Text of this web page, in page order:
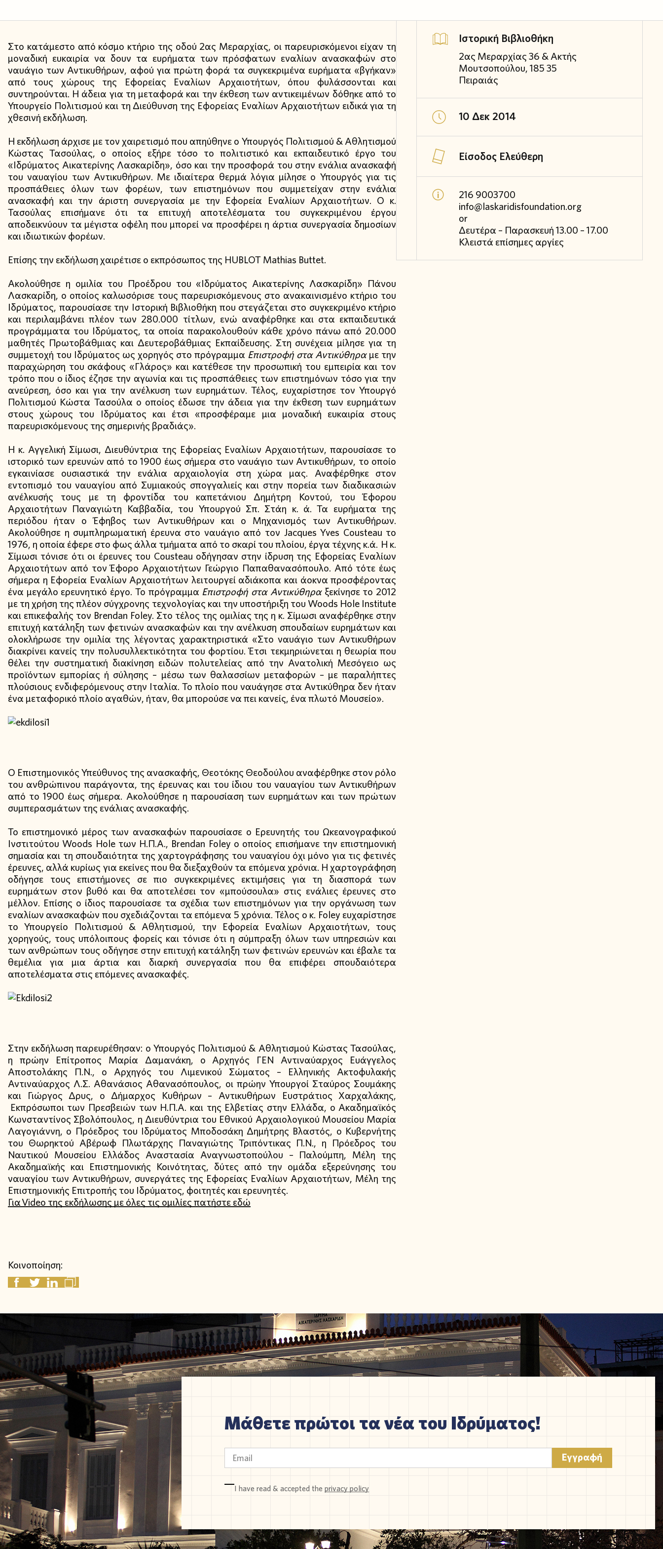
Στο κατάμεστο από κόσμο κτήριο της οδού 2ας Μεραρχίας, οι παρευρισκόμενοι είχαν τη
μοναδική ευκαιρία να δουν τα ευρήματα των πρόσφατων εναλίων ανασκαφών στο
ναυάγιο των Αντικυθήρων, αφού για πρώτη φορά τα συγκεκριμένα ευρήματα «βγήκαν»
από τους χώρους της Εφορείας Εναλίων Αρχαιοτήτων, όπου φυλάσσονται και
συντηρούνται. Η άδεια για τη μεταφορά και την έκθεση των αντικειμένων δόθηκε από το
Υπουργείο Πολιτισμού και τη Διεύθυνση της Εφορείας Εναλίων Αρχαιοτήτων ειδικά για τη
χθεσινή εκδήλωση.
Η εκδήλωση άρχισε με τον χαιρετισμό που απηύθηνε ο Υπουργός Πολιτισμού & Αθλητισμού
Κώστας Τασούλας, ο οποίος εξήρε τόσο το πολιτιστικό και εκπαιδευτικό έργο του
«Ιδρύματος Αικατερίνης Λασκαρίδη», όσο και την προσφορά του στην ενάλια ανασκαφή
του ναυαγίου των Αντικυθήρων. Με ιδιαίτερα θερμά λόγια μίλησε ο Υπουργός για τις
προσπάθειες όλων των φορέων, των επιστημόνων που συμμετείχαν στην ενάλια
ανασκαφή και την άριστη συνεργασία με την Εφορεία Εναλίων Αρχαιοτήτων. Ο κ.
Τασούλας επισήμανε ότι τα επιτυχή αποτελέσματα του συγκεκριμένου έργου
αποδεικνύουν τα μέγιστα οφέλη που μπορεί να προσφέρει η άρτια συνεργασία δημοσίων
και ιδιωτικών φορέων.
Επίσης την εκδήλωση χαιρέτισε ο εκπρόσωπος της HUBLOT Mathias Buttet.
Ακολούθησε η ομιλία του Προέδρου του «Ιδρύματος Αικατερίνης Λασκαρίδη» Πάνου
Λασκαρίδη, ο οποίος καλωσόρισε τους παρευρισκόμενους στο ανακαινισμένο κτήριο του
Ιδρύματος, παρουσίασε την Ιστορική Βιβλιοθήκη που στεγάζεται στο συγκεκριμένο κτήριο
και περιλαμβάνει πλέον των 280.000 τίτλων, ενώ αναφέρθηκε και στα εκπαιδευτικά
προγράμματα του Ιδρύματος, τα οποία παρακολουθούν κάθε χρόνο πάνω από 20.000
μαθητές Πρωτοβάθμιας και Δευτεροβάθμιας Εκπαίδευσης. Στη συνέχεια μίλησε για τη
συμμετοχή του Ιδρύματος ως χορηγός στο πρόγραμμα Επιστροφή στα Αντικύθηραμε την
παραχώρηση του σκάφους «Γλάρος» και κατέθεσε την προσωπική του εμπειρία και τον
τρόπο που ο ίδιος έζησε την αγωνία και τις προσπάθειες των επιστημόνων τόσο για την
ανεύρεση, όσο και για την ανέλκυση των ευρημάτων. Τέλος, ευχαρίστησε τον Υπουργό
Πολιτισμού Κώστα Τασούλα ο οποίος έδωσε την άδεια για την έκθεση των ευρημάτων
στους χώρους του Ιδρύματος και έτσι «προσφέραμε μια μοναδική ευκαιρία στους
παρευρισκόμενους της σημερινής βραδιάς».
Η κ. Αγγελική Σίμωσι, Διευθύντρια της Εφορείας Εναλίων Αρχαιοτήτων, παρουσίασε το
ιστορικό των ερευνών από το 1900 έως σήμερα στο ναυάγιο των Αντικυθήρων, το οποίο
εγκαινίασε ουσιαστικά την ενάλια αρχαιολογία στη χώρα μας. Αναφέρθηκε στον
εντοπισμό του ναυαγίου από Συμιακούς σπογγαλιείς και στην πορεία των διαδικασιών
ανέλκυσής τους με τη φροντίδα του καπετάνιου Δημήτρη Κοντού, του Έφορου
Αρχαιοτήτων Παναγιώτη Καββαδία, του Υπουργού Σπ. Στάη κ. ά. Τα ευρήματα της
περιόδου ήταν ο Έφηβος των Αντικυθήρων και ο Μηχανισμός των Αντικυθήρων.
Ακολούθησε η συμπληρωματική έρευνα στο ναυάγιο από τον Jacques Yves Cousteau το
1976, η οποία έφερε στο φως άλλα τμήματα από το σκαρί του πλοίου, έργα τέχνης κ.ά. Η κ.
Σίμωσι τόνισε ότι οι έρευνες του Cousteau οδήγησαν στην ίδρυση της Εφορείας Εναλίων
Αρχαιοτήτων από τον Έφορο Αρχαιοτήτων Γεώργιο Παπαθανασόπουλο. Από τότε έως
σήμερα η Εφορεία Εναλίων Αρχαιοτήτων λειτουργεί αδιάκοπα και άοκνα προσφέροντας
ένα μεγάλο ερευνητικό έργο. Το πρόγραμμα Επιστροφή στα Αντικύθηραξεκίνησε το 2012
με τη χρήση της πλέον σύγχρονης τεχνολογίας και την υποστήριξη του Woods Hole Institute
και επικεφαλής τον Brendan Foley. Στο τέλος της ομιλίας της η κ. Σίμωσι αναφέρθηκε στην
επιτυχή κατάληξη των φετινών ανασκαφών και την ανέλκυση σπουδαίων ευρημάτων και
ολοκλήρωσε την ομιλία της λέγοντας χαρακτηριστικά «Στο ναυάγιο των Αντικυθήρων
διακρίνει κανείς την πολυσυλλεκτικότητα του φορτίου. Έτσι τεκμηριώνεται η θεωρία που
θέλει την συστηματική διακίνηση ειδών πολυτελείας από την Ανατολική Μεσόγειο ως
προϊόντων εμπορίας ή σύλησης – μέσω των θαλασσίων μεταφορών – με παραλήπτες
πλούσιους ενδιφερόμενους στην Ιταλία. Το πλοίο που ναυάγησε στα Αντικύθηρα δεν ήταν
ένα μεταφορικό πλοίο αγαθών, ήταν, θα μπορούσε να πει κανείς, ένα πλωτό Μουσείο».
Ο Επιστημονικός Υπεύθυνος της ανασκαφής, Θεοτόκης Θεοδούλου αναφέρθηκε στον ρόλο
του ανθρώπινου παράγοντα, της έρευνας και του ίδιου του ναυαγίου των Αντικυθήρων
από το 1900 έως σήμερα. Ακολούθησε η παρουσίαση των ευρημάτων και των πρώτων
συμπερασμάτων της ενάλιας ανασκαφής.
Το επιστημονικό μέρος των ανασκαφών παρουσίασε ο Ερευνητής του Ωκεανογραφικού
Ινστιτούτου Woods Hole των Η.Π.Α., Brendan Foley ο οποίος επισήμανε την επιστημονική
σημασία και τη σπουδαιότητα της χαρτογράφησης του ναυαγίου όχι μόνο για τις φετινές
έρευνες, αλλά κυρίως για εκείνες που θα διεξαχθούν τα επόμενα χρόνια. Η χαρτογράφηση
οδήγησε τους επιστήμονες σε πιο συγκεκριμένες εκτιμήσεις για τη διασπορά των
ευρημάτων στον βυθό και θα αποτελέσει τον «μπούσουλα» στις ενάλιες έρευνες στο
μέλλον. Επίσης ο ίδιος παρουσίασε τα σχέδια των επιστημόνων για την οργάνωση των
εναλίων ανασκαφών που σχεδιάζονται τα επόμενα 5 χρόνια. Τέλος ο κ. Foley ευχαρίστησε
το Υπουργείο Πολιτισμού & Αθλητισμού, την Εφορεία Εναλίων Αρχαιοτήτων, τους
χορηγούς, τους υπόλοιπους φορείς και τόνισε ότι η σύμπραξη όλων των υπηρεσιών και
των ανθρώπων τους οδήγησε στην επιτυχή κατάληξη των φετινών ερευνών και έβαλε τα
θεμέλια για μια άρτια και διαρκή συνεργασία που θα επιφέρει σπουδαιότερα
αποτελέσματα στις επόμενες ανασκαφές.
Στην εκδήλωση παρευρέθησαν: ο Υπουργός Πολιτισμού & Αθλητισμού Κώστας Τασούλας,
η πρώην Επίτροπος Μαρία Δαμανάκη, ο Αρχηγός ΓΕΝ Αντιναύαρχος Ευάγγελος
Αποστολάκης Π.Ν., ο Αρχηγός του Λιμενικού Σώματος – Ελληνικής Ακτοφυλακής
Αντιναύαρχος Λ.Σ. Αθανάσιος Αθανασόπουλος, οι πρώην Υπουργοί Σταύρος Σουμάκης
και Γιώργος Δρυς, ο Δήμαρχος Κυθήρων – Αντικυθήρων Ευστράτιος Χαρχαλάκης,
Εκπρόσωποι των Πρεσβειών των Η.Π.Α. και της Ελβετίας στην Ελλάδα, ο Ακαδημαϊκός
Κωνσταντίνος Σβολόπουλος, η Διευθύντρια του Εθνικού Αρχαιολογικού Μουσείου Μαρία
Λαγογιάννη, ο Πρόεδρος του Ιδρύματος Μποδοσάκη Δημήτρης Βλαστός, ο Κυβερνήτης
του Θωρηκτού Αβέρωφ Πλωτάρχης Παναγιώτης Τριπόντικας Π.Ν., η Πρόεδρος του
Ναυτικού Μουσείου Ελλάδος Αναστασία Αναγνωστοπούλου – Παλούμπη, Μέλη της
Ακαδημαϊκής και Επιστημονικής Κοινότητας, δύτες από την ομάδα εξερεύνησης του
ναυαγίου των Αντικυθήρων, συνεργάτες της Εφορείας Εναλίων Αρχαιοτήτων, Μέλη της
Επιστημονικής Επιτροπής του Ιδρύματος, φοιτητές και ερευνητές.
Για Video της εκδήλωσης με όλες τις ομιλίες πατήστε εδώ
Ιστορική Βιβλιοθήκη
2ας Μεραρχίας 36 & Ακτής
Μουτσοπούλου, 185 35
Πειραιάς
10 Δεκ 2014
Είσοδος Ελεύθερη
216 9003700
info@laskaridisfoundation.org
or
Δευτέρα – Παρασκευή 13.00 – 17.00
Κλειστά επίσημες αργίες
Κοινοποίηση:
Μάθετε πρώτοι τα νέα του Ιδρύματος!
I have read & accepted theprivacy policy